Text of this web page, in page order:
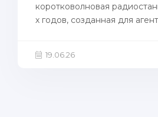
коротковолновая
х годов, созданная для
19.06.26